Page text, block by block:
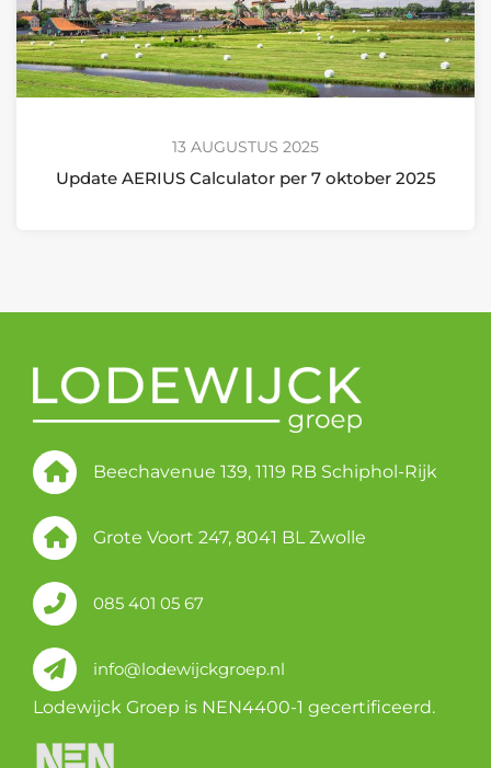
13 AUGUSTUS 2025
Update AERIUS Calculator per 7 oktober 2025
Beechavenue 139, 1119 RB Schiphol-Rijk
Grote Voort 247, 8041 BL Zwolle
085 401 05 67
info@lodewijckgroep.nl
Lodewijck Groep is NEN4400-1 gecertificeerd.